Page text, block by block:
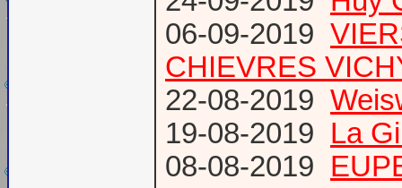
06-09-2019
CHIEVRES
22-08-2019
19-08-2019 La
08-08-2019